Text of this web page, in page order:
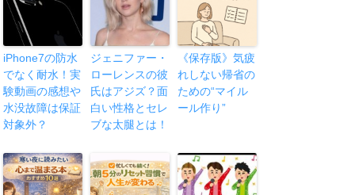
iPhone7の防水
でなく耐水！実
験動画の感想や
水没故障は保証
対象外？
ジェニファー・
ローレンスの彼
氏はアジズ？面
白い性格とセレ
ブな太腿とは！
《保存版》気疲
れしない帰省の
ための“マイル
ール作り”